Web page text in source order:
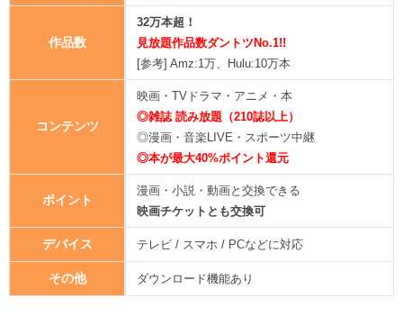
作品数
32万本超！
見放題作品数ダントツNo.1!!
[参考] Amz:1万、Hulu:10万本
コンテンツ
映画・TVドラマ・アニメ・本
◎雑誌 読み放題（210誌以上）
◎漫画・音楽LIVE・スポーツ中継
◎本が最大40%ポイント還元
ポイント
漫画・小説・動画と交換できる
映画チケットとも交換可
デバイス テレビ / スマホ / PCなどに対応
その他 ダウンロード機能あり